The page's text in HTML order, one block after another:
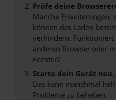
Prüfe deine
Manche Erweiterungen,
können das Laden
verhindern. Funktioniert
anderen Browser oder
Fenster?
Starte dein Gerät neu.
Das kann manchmal
Probleme zu beheben.